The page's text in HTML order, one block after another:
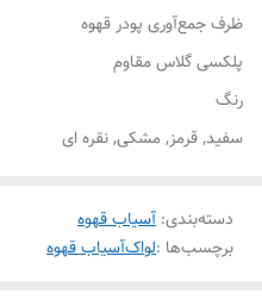
ظرف جمع‌آوری پودر قهوه
پلکسی گلاس مقاوم
رنگ
سفید, قرمز, مشکی, نقره ای
دسته‌بندی: آسیاب قهوه
برچسب‌ها :لواکآسیاب قهوه